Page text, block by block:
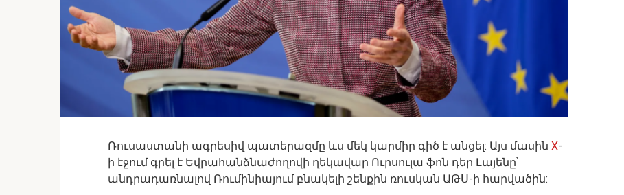
Ռուսաստանի ագրեսիվ պատերազմը ևս մեկ կարմիր գիծ է անցել: Այս մասին X-
ի էջում գրել է Եվրահանձնաժողովի ղեկավար Ուրսուլա ֆոն դեր Լայենը՝
անդրադառնալով Ռումինիայում բնակելի շենքին ռուսկան ԱԹՍ-ի հարվածին: